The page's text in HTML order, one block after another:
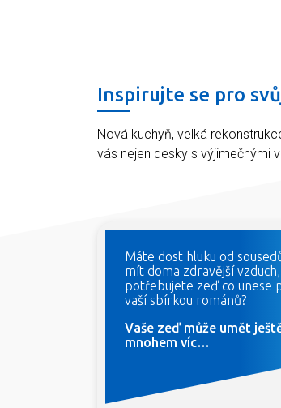
Inspirujte se pro
Nová kuchyň, velká
vás nejen desky s výjimečnými
Máte dost hluku od
mít doma zdravější vzduch,
potřebujete zeď co unese
vaší sbírkou románů?
Vaše zeď může umět
mnohem víc…